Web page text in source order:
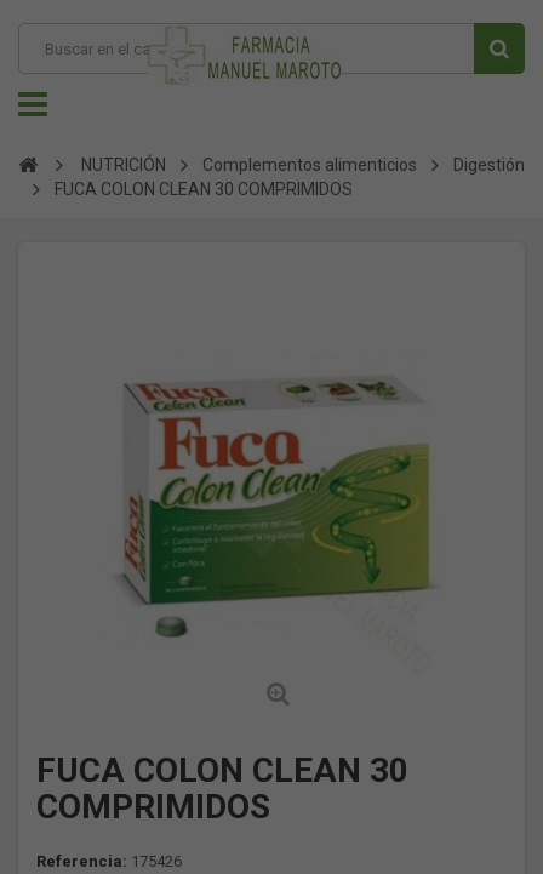
NUTRICIÓN Complementos alimenticios
Digestión
FUCA COLON CLEAN 30 COMPRIMIDOS
FUCA COLON CLEAN 30
COMPRIMIDOS
Referencia: 175426